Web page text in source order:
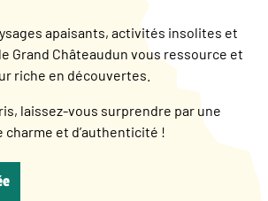
apaisants, activités insolites et
Grand Châteaudun vous ressource et
riche en découvertes.
laissez-vous surprendre par une
et d’authenticité !